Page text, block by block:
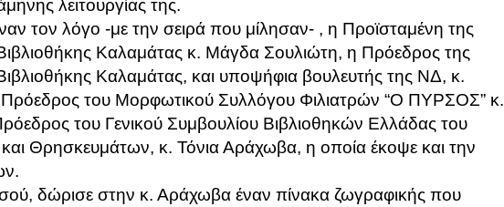
λειτουργίας της.
τον λόγο -με την σειρά που μίλησαν- , η Προϊσταμένη της
Καλαμάτας κ. Μάγδα Σουλιώτη, η Πρόεδρος της
Καλαμάτας, και υποψήφια βουλευτής της ΝΔ, κ.
Πρόεδρος του Μορφωτικού Συλλόγου Φιλιατρών “Ο ΠΥΡΣΟΣ” κ.
του Γενικού Συμβουλίου Βιβλιοθηκών Ελλάδας του
και Θρησκευμάτων, κ. Τόνια Αράχωβα, η οποία έκοψε και την
δώρισε στην κ. Αράχωβα έναν πίνακα ζωγραφικής που